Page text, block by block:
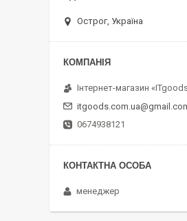
Острог, Україна
Інтернет-магазин
0674938121
менеджер